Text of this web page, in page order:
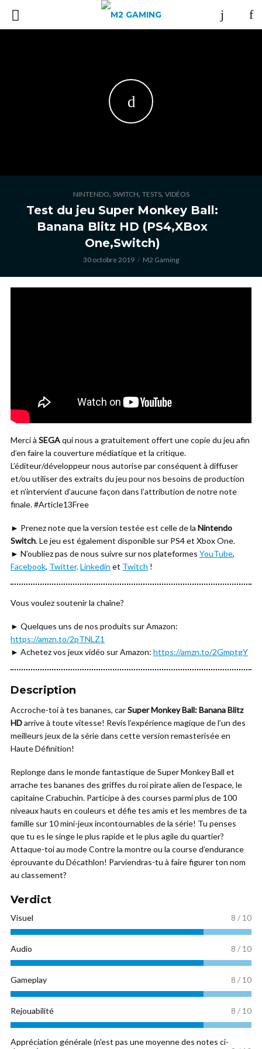
NINTENDO, SWITCH, TESTS, VIDÉOS
Test du jeu Super Monkey Ball:
Banana Blitz HD (PS4,XBox
One,Switch)
30 octobre 2019 M2 Gaming
Merci à SEGAqui nous a gratuitement offert une copie du jeu afin
d’en faire la couverture médiatique et la critique.
L’éditeur/développeur nous autorise par conséquent à diffuser
et/ou utiliser des extraits du jeu pour nos besoins de production
et n’intervient d’aucune façon dans l’attribution de notre note
finale. #Article13Free
► Prenez note que la version testée est celle de la Nintendo
Switch. Le jeu est également disponible sur PS4 et Xbox One.
► N’oubliez pas de nous suivre sur nos plateformes YouTube,
Facebook, Twitter, Linkedin et Twitch !
Vous voulez soutenir la chaîne?
► Quelques uns de nos produits sur Amazon:
https://amzn.to/2pTNLZ1
► Achetez vos jeux vidéo sur Amazon: https://amzn.to/2GmptgY
Description
Accroche-toi à tes bananes, carSuper Monkey Ball: Banana Blitz
HDarrive à toute vitesse! Revis l’expérience magique de l’un des
meilleurs jeux de la série dans cette version remasterisée en
Haute Définition!
Replonge dans le monde fantastique de Super Monkey Ball et
arrache tes bananes des griffes du roi pirate alien de l’espace, le
capitaine Crabuchin. Participe à des courses parmi plus de 100
niveaux hauts en couleurs et défie tes amis et les membres de ta
famille sur 10 mini-jeux incontournables de la série! Tu penses
que tu es le singe le plus rapide et le plus agile du quartier?
Attaque-toi au mode Contre la montre ou la course d’endurance
éprouvante du Décathlon! Parviendras-tu à faire figurer ton nom
au classement?
Verdict
Visuel 8 / 10
Audio 8 / 10
Gameplay 8 / 10
Rejouabilité 8 / 10
Appréciation générale (n'est pas une moyenne des notes ci-